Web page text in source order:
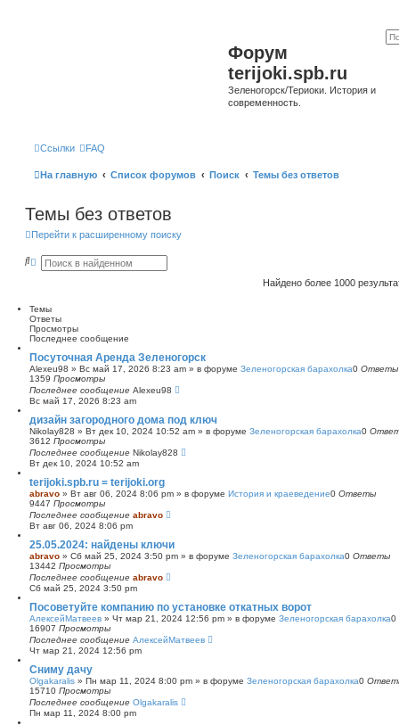
Форум
terijoki.spb.ru
Зеленогорск/Териоки. История и
современность.
Ссылки FAQ
На главную Список форумов Поиск Темы без ответов
Темы без ответов
Перейти к расширенному поиску
П Р
р
е
н
н
ы
й
п
о
и
к
Найдено более 1000
Темы
Ответы
Просмотры
Последнее сообщение
Посуточная Аренда Зеленогорск
Alexeu98 » Вс май 17, 2026 8:23 am » в форуме Зеленогорская барахолка0 Ответы
1359 Просмотры
Последнее сообщение Alexeu98
Вс май 17, 2026 8:23 am
дизайн загородного дома под ключ
Nikolay828 » Вт дек 10, 2024 10:52 am » в форуме Зеленогорская барахолка0
3612 Просмотры
Последнее сообщение Nikolay828
Вт дек 10, 2024 10:52 am
terijoki.spb.ru = terijoki.org
abravo » Вт авг 06, 2024 8:06 pm » в форуме История и краеведение0 Ответы
9447 Просмотры
Последнее сообщение abravo
Вт авг 06, 2024 8:06 pm
25.05.2024: найдены ключи
abravo » Сб май 25, 2024 3:50 pm » в форуме Зеленогорская барахолка0 Ответы
13442 Просмотры
Последнее сообщение abravo
Сб май 25, 2024 3:50 pm
Посоветуйте компанию по установке откатных ворот
АлексейМатвеев » Чт мар 21, 2024 12:56 pm » в форуме Зеленогорская барахолка0
16907 Просмотры
Последнее сообщение АлексейМатвеев
Чт мар 21, 2024 12:56 pm
Сниму дачу
Olgakaralis » Пн мар 11, 2024 8:00 pm » в форуме Зеленогорская барахолка0
15710 Просмотры
Последнее сообщение Olgakaralis
Пн мар 11, 2024 8:00 pm